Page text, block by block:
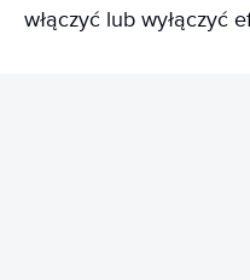
włączyć lub wyłączyć